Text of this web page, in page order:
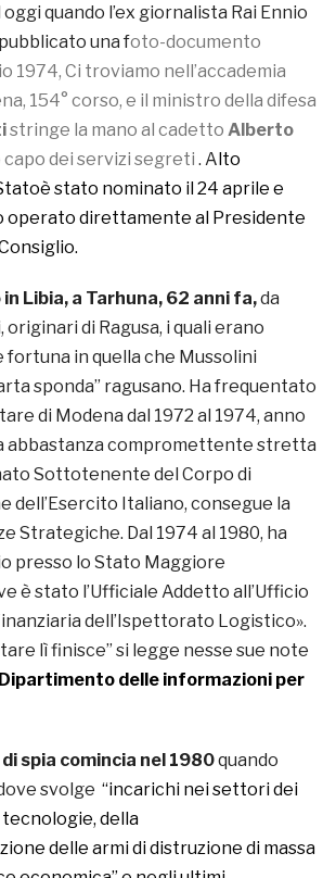
quando l’ex giornalista Rai Ennio
una foto-documento
1974, Ci troviamo nell’accademia
154° corso, e il ministro della difesa
stringe la mano al cadetto Alberto
capo dei servizi segreti . Alto
stato nominato il 24 aprile e
operato direttamente al Presidente
Libia, a Tarhuna, 62 anni fa,da
di Ragusa, i quali erano
fortuna in quella che Mussolini
sponda” ragusano. Ha frequentato
di Modena dal 1972 al 1974, anno
abbastanza compromettente stretta
Sottotenente del Corpo di
dell’Esercito Italiano, consegue la
Strategiche. Dal 1974 al 1980, ha
presso lo Stato Maggiore
è stato l’Ufficiale Addetto all’Ufficio
dell’Ispettorato Logistico».
lì finisce” si legge nesse sue note
Dipartimento delle informazioni per
spia comincia nel 1980quando
svolge “incarichi nei settori dei
della
delle armi di distruzione di massa